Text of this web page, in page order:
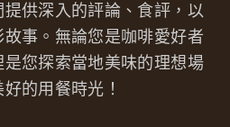
供深入的評論、食評，以
事。無論您是咖啡愛好者
您探索當地美味的理想場
的用餐時光！